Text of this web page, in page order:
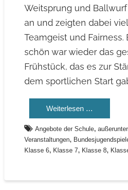
Weitsprung und
an und zeigten dabei
Teamgeist und Fairness.
schön war wieder das
Frühstück, das es zur
dem sportlichen Start
Weiterlesen …
Angebote der Schule,
Veranstaltungen,
Klasse 6, Klasse 7, Klasse 8,